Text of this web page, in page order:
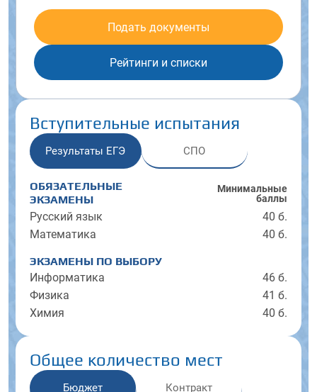
Подать документы
Рейтинги и списки
Вступительные испытания
Результаты ЕГЭ СПО
ОБЯЗАТЕЛЬНЫЕ
ЭКЗАМЕНЫ
Минималь­ные
баллы
Русский язык
40 б.
Математика
40 б.
ЭКЗАМЕНЫ ПО ВЫБОРУ
Информатика
46 б.
Физика
41 б.
Химия
40 б.
Общее количество мест
Бюджет Контракт